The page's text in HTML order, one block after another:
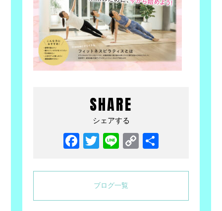
SHARE
シェアする
Facebook
Twitter
LineCopy
ブログ一覧